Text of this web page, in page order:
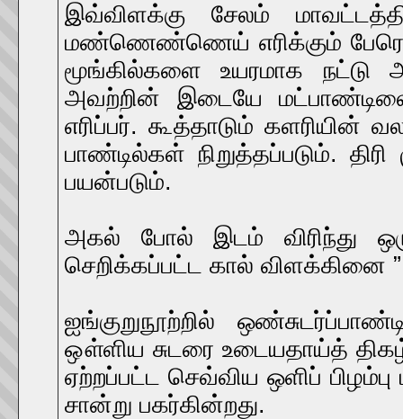
இவ்விளக்கு சேலம்
மண்ணெண்ணெய் எரிக்கும்
மூங்கில்களை உயரமாக நட்டு
அவற்றின் இடையே
எரிப்பர். கூத்தாடும்
பாண்டில்கள் நிறுத்தப்படும்.
பயன்படும்.
அகல் போல் இடம் விரிந்து
செறிக்கப்பட்ட கால் விளக்கினை
ஐங்குறுநூற்றில்
ஔ்ளிய சுடரை உடையதாய்த்
ஏற்றப்பட்ட செவ்விய ஒளிப்
சான்று பகர்கின்றது.